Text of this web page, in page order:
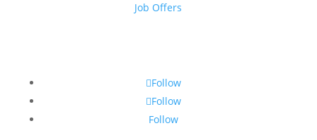
Job Offers
Follow
Follow
Follow